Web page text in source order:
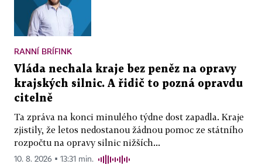
RANNÍ BRÍFINK
Vláda nechala kraje bez peněz na opravy
krajských silnic. A řidič to pozná opravdu
citelně
Ta zpráva na konci minulého týdne dost zapadla. Kraje
zjistily, že letos nedostanou žádnou pomoc ze státního
rozpočtu na opravy silnic nižších...
10. 8. 2026 ▪ 13:31 min.